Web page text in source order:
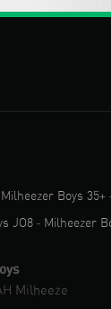
Milheezer Boys 35+
JO8 - Milheezer
Milheeze